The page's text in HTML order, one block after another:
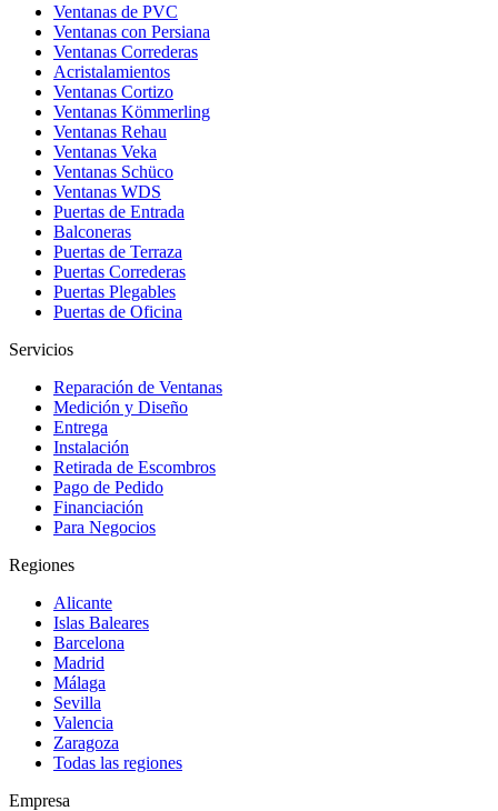
Ventanas de PVC
Ventanas con Persiana
Ventanas Correderas
Acristalamientos
Ventanas Cortizo
Ventanas Kömmerling
Ventanas Rehau
Ventanas Veka
Ventanas Schüco
Ventanas WDS
Puertas de Entrada
Balconeras
Puertas de Terraza
Puertas Correderas
Puertas Plegables
Puertas de Oficina
Servicios
Reparación de Ventanas
Medición y Diseño
Entrega
Instalación
Retirada de Escombros
Pago de Pedido
Financiación
Para Negocios
Regiones
Alicante
Islas Baleares
Barcelona
Madrid
Málaga
Sevilla
Valencia
Zaragoza
Todas las regiones
Empresa